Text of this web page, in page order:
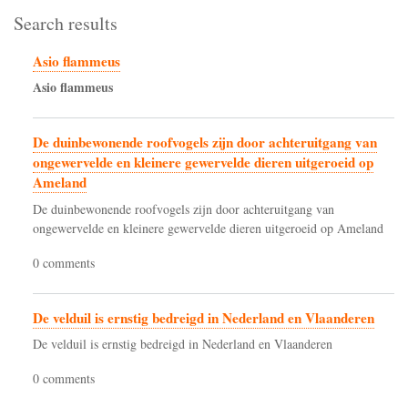
Search results
Asio flammeus
Asioflammeus
De duinbewonende roofvogels zijn door achteruitgang van
ongewervelde en kleinere gewervelde dieren uitgeroeid op
Ameland
De duinbewonende roofvogels zijn door achteruitgang van
ongewervelde en kleinere gewervelde dieren uitgeroeid op Ameland
0 comments
De velduil is ernstig bedreigd in Nederland en Vlaanderen
De velduil is ernstig bedreigd in Nederland en Vlaanderen
0 comments